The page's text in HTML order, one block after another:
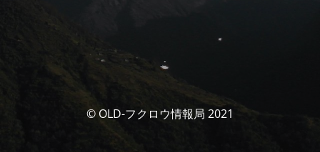
© OLD-フクロウ情報局 2021